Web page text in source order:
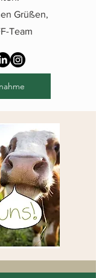
Grüßen,
Team